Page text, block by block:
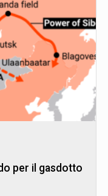
per il gasdotto